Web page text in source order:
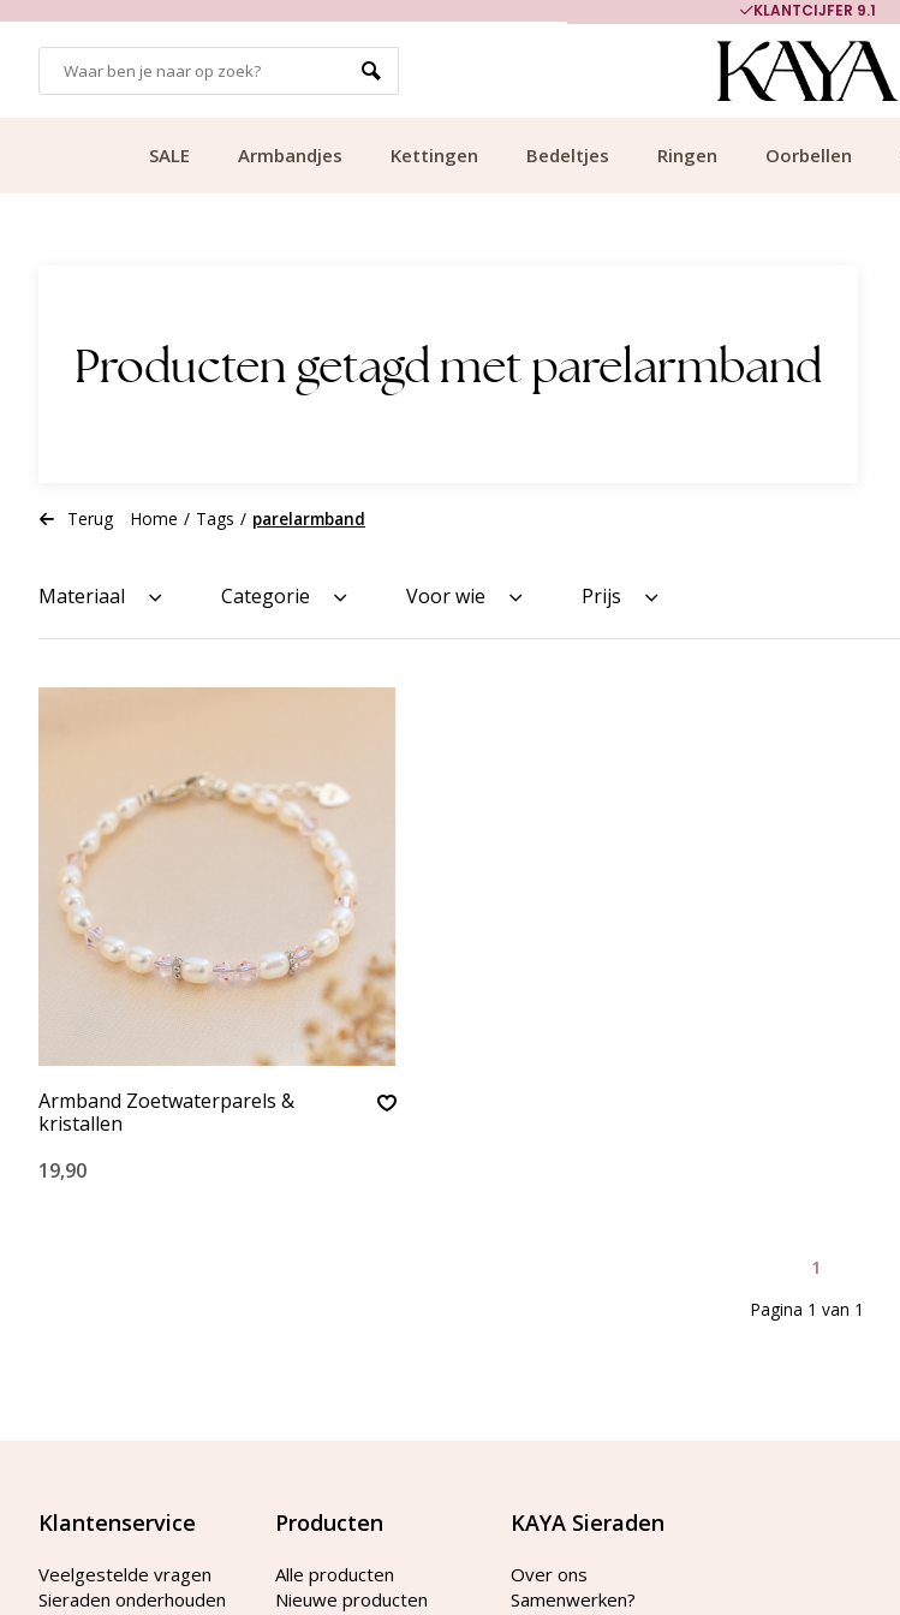
KLANTCIJFER 9.1
SALE Armbandjes Kettingen Bedeltjes Ringen Oorbellen
Producten getagd met parelarmband
Terug Home / Tags / parelarmband
Materiaal Categorie Voor wie Prijs
Armband Zoetwaterparels &
kristallen
19,90
1
Pagina 1 van 1
Klantenservice
Veelgestelde vragen
Sieraden onderhouden
Producten
Alle producten
Nieuwe producten
KAYA Sieraden
Over ons
Samenwerken?